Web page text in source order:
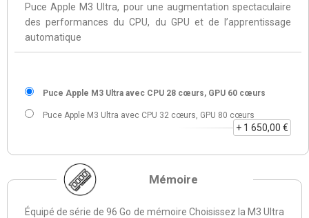
Puce Apple M3 Ultra, pour une augmentation spectaculaire
des performances du CPU, du GPU et de l’apprentissage
automatique
Puce Apple M3 Ultra avec CPU 28 cœurs, GPU 60 cœurs
Puce Apple M3 Ultra avec CPU 32 cœurs, GPU 80 cœurs
+ 1 650,00 €
Mémoire
Équipé de série de 96 Go de mémoire Choisissez la M3 Ultra